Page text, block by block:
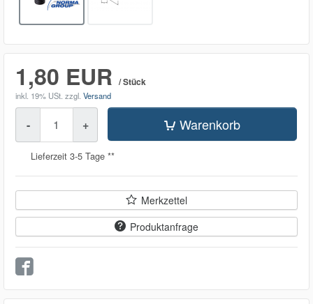
1,80 EUR / Stück
inkl. 19% USt. zzgl. Versand
- + Warenkorb
Lieferzeit 3-5 Tage **
Merkzettel
Produktanfrage